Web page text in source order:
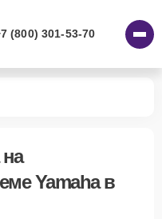
(800) 301-53-70
Yamaha в